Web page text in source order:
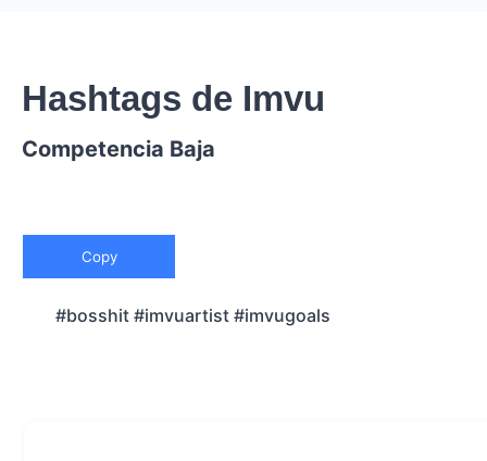
Hashtags de Imvu
Competencia Baja
Copy
#bosshit #imvuartist #imvugoals